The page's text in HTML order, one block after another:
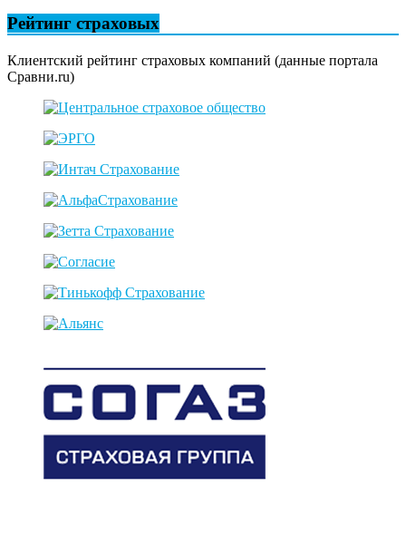
Рейтинг страховых
Клиентский рейтинг страховых компаний (данные портала
Сравни.ru)